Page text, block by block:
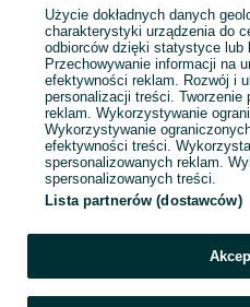
Użycie dokładnych danych
charakterystyki urządzenia do
odbiorców dzięki statystyce lub
Przechowywanie informacji na
efektywności reklam. Rozwój i
personalizacji treści.
reklam. Wykorzystywanie
Wykorzystywanie
efektywności treści.
spersonalizowanych reklam.
spersonalizowanych treści.
Lista partnerów (dostawców)